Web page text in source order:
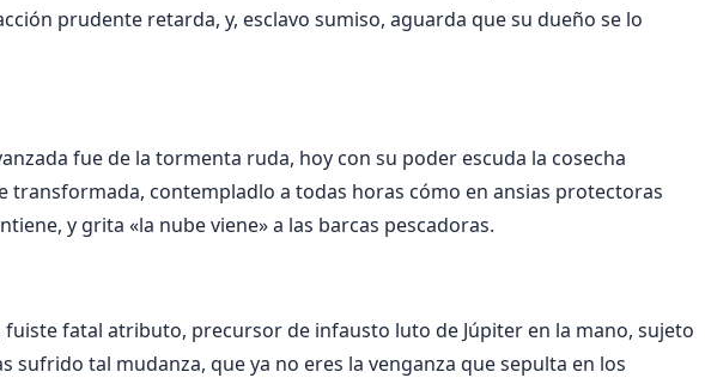
prudente retarda, y, esclavo sumiso, aguarda que su dueño se lo
fue de la tormenta ruda, hoy con su poder escuda la cosecha
transformada, contempladlo a todas horas cómo en ansias protectoras
y grita «la nube viene» a las barcas pescadoras.
fuiste fatal atributo, precursor de infausto luto de Júpiter en la mano, sujeto
sufrido tal mudanza, que ya no eres la venganza que sepulta en los